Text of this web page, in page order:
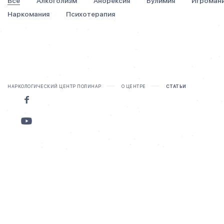
Наркомания
Психотерапия
НАРКОЛОГИЧЕСКИЙ ЦЕНТР ПОЛИНАР О ЦЕНТРЕ СТАТЬИ